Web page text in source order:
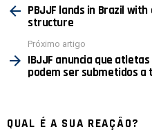
mais
PBJJF lands in Brazil
structure
Próximo artigo
IBJJF anuncia que
podem ser submetidos
QUAL É A SUA REAÇÃO?